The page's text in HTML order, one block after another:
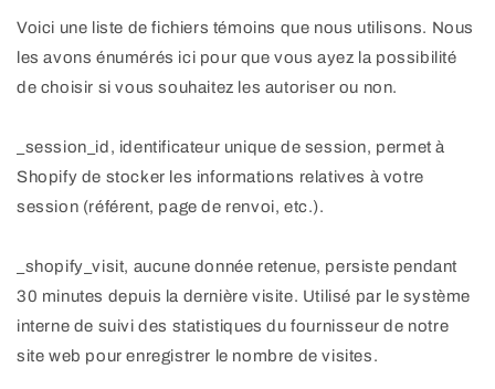
Voici une liste de fichiers témoins que nous utilisons. Nous
les avons énumérés ici pour que vous ayez la possibilité
de choisir si vous souhaitez les autoriser ou non.
_session_id, identificateur unique de session, permet à
Shopify de stocker les informations relatives à votre
session (référent, page de renvoi, etc.).
_shopify_visit, aucune donnée retenue, persiste pendant
30 minutes depuis la dernière visite. Utilisé par le système
interne de suivi des statistiques du fournisseur de notre
site web pour enregistrer le nombre de visites.